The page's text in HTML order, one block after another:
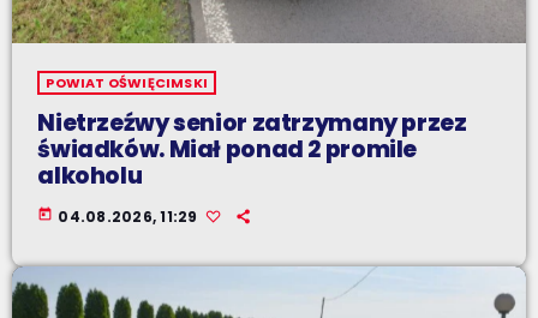
POWIAT OŚWIĘCIMSKI
Nietrzeźwy senior zatrzymany przez
świadków. Miał ponad 2 promile
alkoholu
today 04.08.2026, 11:29